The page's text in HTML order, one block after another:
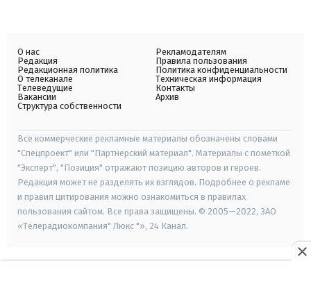
О нас
Редакция
Редакционная политика
О телеканале
Телеведущие
Вакансии
Структура собственности
Рекламодателям
Правила пользования
Политика конфиденциальности
Техническая информация
Контакты
Архив
Все коммерческие рекламные материалы обозначены словами
"Спецпроект" или "Партнерский материал". Материалы с пометкой
"Эксперт", "Позиция" отражают позицию авторов и героев.
Редакция может не разделять их взглядов. Подробнее о рекламе
и правил цитирования можно ознакомиться в правилах
пользования сайтом. Все права защищены. © 2005—2022, ЗАО
«Телерадиокомпания" Люкс "», 24 Канал.